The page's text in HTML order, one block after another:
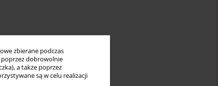
zbierane podczas
poprzez dobrowolnie
a także poprzez
są w celu realizacji